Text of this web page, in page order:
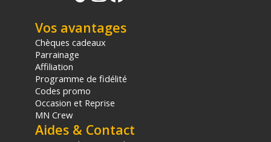
Vos avantages
Chèques cadeaux
Parrainage
Affiliation
Programme de fidélité
Codes promo
Occasion et Reprise
MN Crew
Aides & Contact